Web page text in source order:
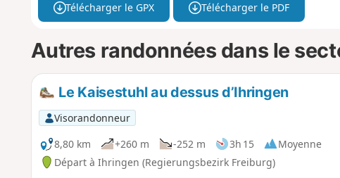
Télécharger le GPX Télécharger le PDF
Autres randonnées dans le
Le Kaisestuhl au dessus d’Ihringen
Visorandonneur
8,80 km
+260 m -252 m 3h 15
Moyenne
Départ à Ihringen (Regierungsbezirk Freiburg)